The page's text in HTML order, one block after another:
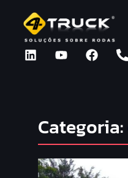
Categoria: